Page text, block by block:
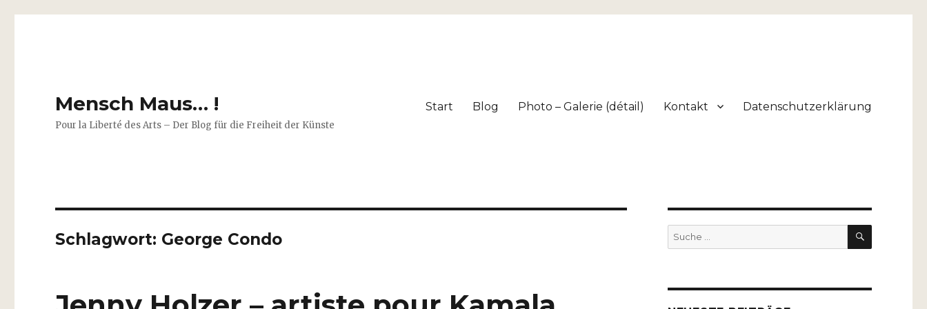
Mensch Maus… !
Pour la Liberté des Arts – Der Blog für die Freiheit der Künste
Start Blog Photo – Galerie (détail) Kontakt Datenschutzerklärung
Schlagwort: George Condo
Suche
nach:
SUCHEN